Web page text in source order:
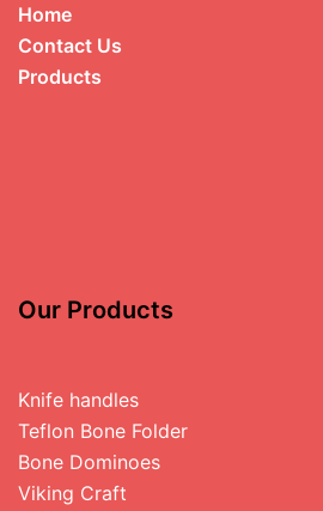
Home
Contact Us
Products
Our Products
Knife handles
Teflon Bone Folder
Bone Dominoes
Viking Craft